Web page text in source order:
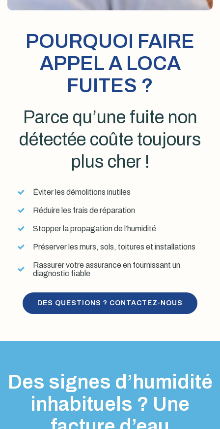
POURQUOI FAIRE
APPEL A LOCA
FUITES ?
Parce qu’une fuite non
détectée coûte toujours
plus cher !
Éviter les démolitions inutiles
Réduire les frais de réparation
Stopper la propagation de l’humidité
Préserver les murs, sols, toitures et installations
Rassurer votre assurance en fournissant un
diagnostic fiable
DES QUESTIONS ? CONTACTEZ-NOUS
Des signes d’humidité
inhabituels ? Une